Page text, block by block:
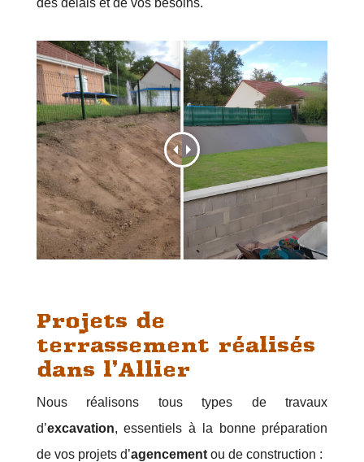
des délais et de vos besoins.
Projets de
terrassement réalisés
dans l’Allier
Nous réalisons tous types de travaux
d’excavation, essentiels à la bonne préparation
de vos projets d’agencementou de construction :